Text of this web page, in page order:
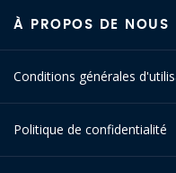
À PROPOS DE NOUS
Conditions générales
Politique de confidentialité